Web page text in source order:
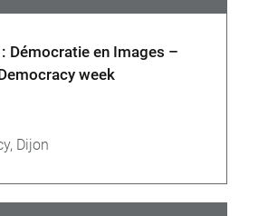
Démocratie en Images –
week
Dijon